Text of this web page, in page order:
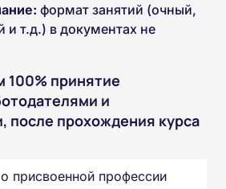
формат занятий (очный,
и т.д.) в документах не
100% принятие
и
после прохождения курса
присвоенной профессии